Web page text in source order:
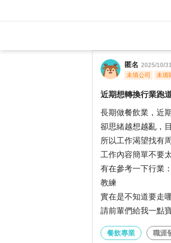
匿名 2025/10/
未填公司
未填
近期想轉換行業跑
長期做餐飲業，近
卻思緒越想越亂，
所以工作渴望找有
工作內容簡單不要
有在參考一下行業
教練
實在是不知道要走
請前輩們給我一點
餐飲專業 職涯